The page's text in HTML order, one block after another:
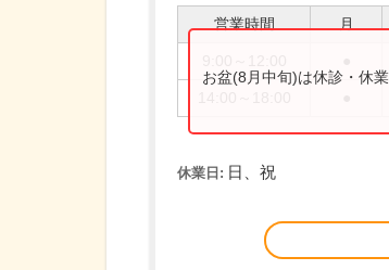
営業時間 月
お盆(8月中旬)は休診・休
休業日: 日、祝